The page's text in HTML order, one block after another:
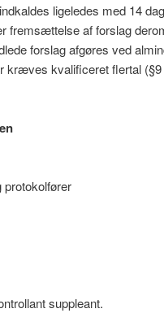
ligeledes med 14
fremsættelse af forslag
forslag afgøres ved
kvalificeret flertal (§9
suppleant.